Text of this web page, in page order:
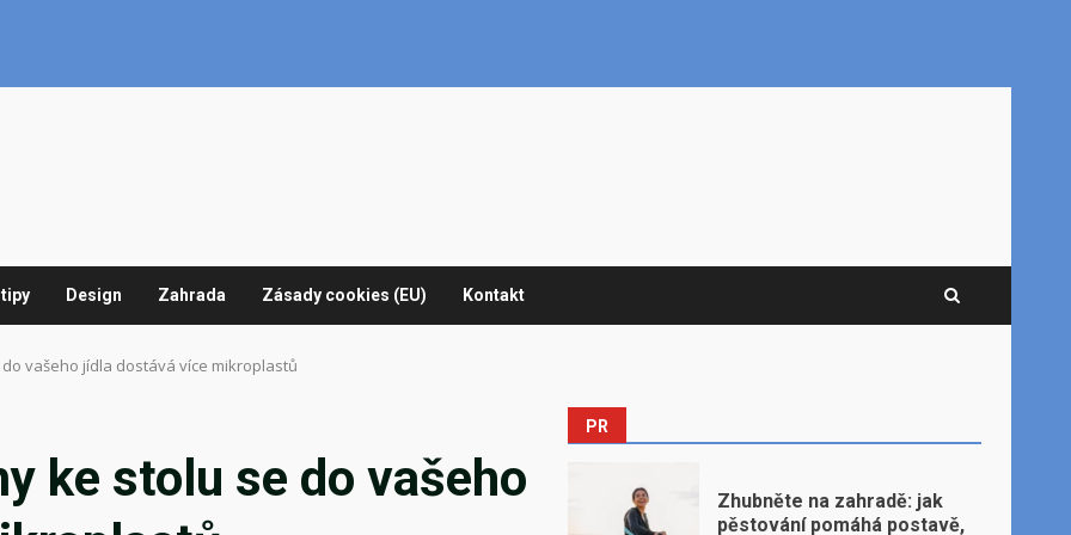
Design Zahrada Zásady cookies (EU) Kontakt
vašeho jídla dostává více mikroplastů
ke stolu se do vašeho
PR
Zhubněte na zahradě: jak
pěstování pomáhá postavě,